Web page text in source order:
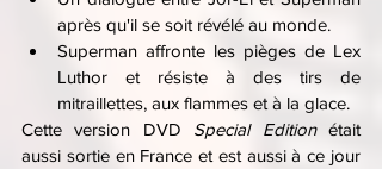
après qu'il se soit révélé au monde.
Superman affronte les pièges de Lex
Luthor et résiste à des tirs de
mitraillettes, aux flammes et à la glace.
Cette version DVD Special Edition était
aussi sortie en France et est aussi à ce jour